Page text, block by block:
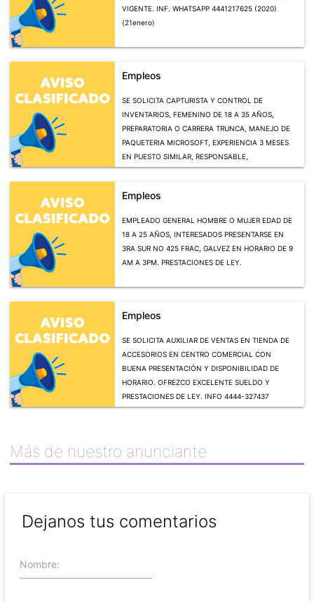
VIGENTE. INF. WHATSAPP 4441217625 (2020)
(21enero)
Empleos
SE SOLICITA CAPTURISTA Y CONTROL DE
INVENTARIOS, FEMENINO DE 18 A 35 AÑOS,
PREPARATORIA O CARRERA TRUNCA, MANEJO DE
PAQUETERIA MICROSOFT, EXPERIENCIA 3 MESES
EN PUESTO SIMILAR, RESPONSABLE,
ORGANIZADA. NTERESADAS PRESENTARSE EN 3RA
A 3PM.
Empleos
EMPLEADO GENERAL HOMBRE O MUJER EDAD DE
18 A 25 AÑOS, INTERESADOS PRESENTARSE EN
3RA SUR NO 425 FRAC, GALVEZ EN HORARIO DE 9
AM A 3PM. PRESTACIONES DE LEY.
Empleos
SE SOLICITA AUXILIAR DE VENTAS EN TIENDA DE
ACCESORIOS EN CENTRO COMERCIAL CON
BUENA PRESENTACIÓN Y DISPONIBILIDAD DE
HORARIO. OFREZCO EXCELENTE SUELDO Y
PRESTACIONES DE LEY. INFO 4444-327437
Más de nuestro anunciante
Dejanos tus comentarios
Nombre: